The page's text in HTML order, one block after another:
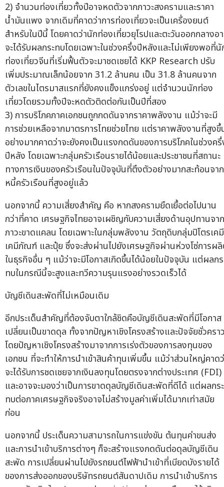
2) จำนวนท่องเที่ยวทั้งปีอาจหดตัวจากภาวะสงครามและราคา
น้ำมันแพง จากเดิมที่คาดว่าการท่องเที่ยวจะเป็นเครื่องยนต์
สำหรับในปีนี้ โดยคาดว่านักท่องเที่ยวยุโรปและตะวันออกกลางอ
จะได้รับผลกระทบโดยเฉพาะในช่วงครึ่งปีหลังและไม่เพียงพอที่
ท่องเที่ยวจีนที่เริ่มฟื้นตัวจะมาชดเชยได้ KKP Research ปรับ
เพิ่มประมาณเล็กน้อยจาก 31.2 ล้านคน เป็น 31.8 ล้านคนจาก
ตัวเลขในไตรมาสแรกที่ยังคงแข็งแกร่งอยู่ แต่จำนวนนักท่อง
เที่ยวโดยรวมทั้งปีจะหดตัวติดต่อกันเป็นปีที่สอง
3) การบริโภคภาคเอกชนถูกกดดันจากราคาพลังงาน แม้ว่าจะมี
การช่วยเหลือจากมาตรการไทยช่วยไทย แต่ราคาพลังงานที่สูง
อย่างมากคาดว่าจะยังคงเป็นแรงกดดันของการบริโภคในช่วงค
ปีหลัง โดยเฉพาะกลุ่มครัวเรือนรายได้น้อยและประชาชนที่สถานะ
ทางการเงินของครัวเรือนในปัจจุบันที่ตึงตัวอย่างมากสะท้อนจาก
หนี้ครัวเรือนที่สูงอยู่แล้ว
นอกจากนี้ ความเสี่ยงสำคัญ คือ หากสงครามยืดเยื้อต่อไปนาน
กว่าที่คาด เศรษฐกิจไทยอาจเผชิญกับความเสี่ยงด้านอุปทานจาก
ภาวะขาดแคลน โดยเฉพาะในกลุ่มพลังงาน วัตถุดิบกลุ่มปิโตรเคมี
เคมีภัณฑ์ และปุ๋ย ซึ่งจะส่งผ่านไปยังเศรษฐกิจผ่านห่วงโซ่การผ
ในธุรกิจอื่น ๆ แม้ว่าจะมีโอกาสเกิดขึ้นได้น้อยในปัจจุบัน แต่ผลก
ทบในกรณีนี้จะสูงและทวีความรุนแรงอย่างรวดเร็วได้
บัญชีเดินสะพัดที่ไม่เหมือนเดิม
อีกประเด็นสำคัญที่ต้องจับตาใกล้ชิดคือบัญชีเดินสะพัดที่มีโอกาส
เปลี่ยนเป็นขาดดุล ทั้งจากปัญหาเชิงโครงสร้างและปัจจัยชั่วครา
โดยปัญหาเชิงโครงสร้างมาจากการเร่งตัวของการลงทุนของ
เอกชน ที่จะทำให้การนำเข้าสินค้าทุนเพิ่มขึ้น แม้ว่าส่วนใหญ่คาด
จะได้รับการชดเชยจากเงินลงทุนโดยตรงจากต่างประเทศ (FDI)
และอาจจะมองว่าเป็นการขาดดุลบัญชีเดินสะพัดที่ดีได้ แต่ผลกระ
ทบต่อภาคเศรษฐกิจจริงอาจไม่สร้างมูลค่าเพิ่มได้มากเท่าสมัย
ก่อน
นอกจากนี้ ประเด็นความสามารถในการแข่งขัน ต้นทุนค่าขนส่ง
และการนำเข้าบริการต่างๆ ก็จะสร้างแรงกดดันต่อดุลบัญชีเดิน
สะพัด การเปลี่ยนผ่านไปยังรถยนต์ไฟฟ้านำเข้าที่เบียดบังรายได้
ของการส่งออกของบริษัทรถยนต์สันดาปเดิม การนำเข้าบริการ